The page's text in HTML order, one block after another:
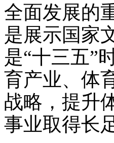
全面发展的
是展示国家
是“十三五”
育产业、体
战略，提升
事业取得长